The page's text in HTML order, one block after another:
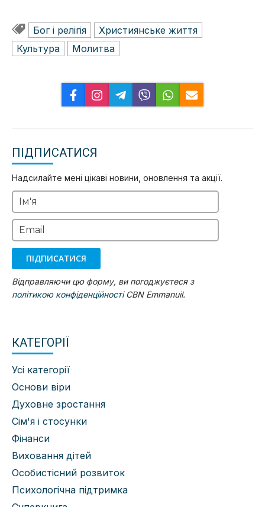
Бог і релігія
Християнське життя
Культура
Молитва
ПІДПИСАТИСЯ
Надсилайте мені цікаві новини, оновлення та акції.
Ім'я
Email
ПІДПИСАТИСЯ
Відправляючи цю форму, ви погоджуєтеся з
політикою конфіденційностіCBN Emmanuil.
КАТЕГОРІЇ
Усі категорії
Основи віри
Духовне зростання
Сім'я і стосунки
Фінанси
Виховання дітей
Особистісний розвиток
Психологічна підтримка